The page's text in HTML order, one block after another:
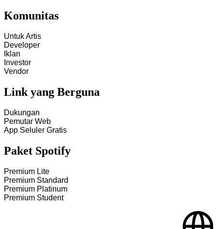
Komunitas
Untuk Artis
Developer
Iklan
Investor
Vendor
Link yang Berguna
Dukungan
Pemutar Web
App Seluler Gratis
Paket Spotify
Premium Lite
Premium Standard
Premium Platinum
Premium Student